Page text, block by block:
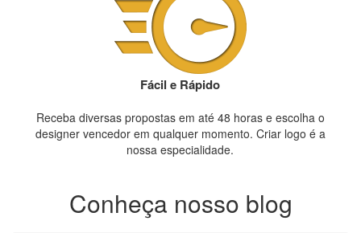
Fácil e Rápido
Receba diversas propostas em até 48 horas e escolha o
designer vencedor em qualquer momento. Criar logo é a
nossa especialidade.
Conheça nosso blog